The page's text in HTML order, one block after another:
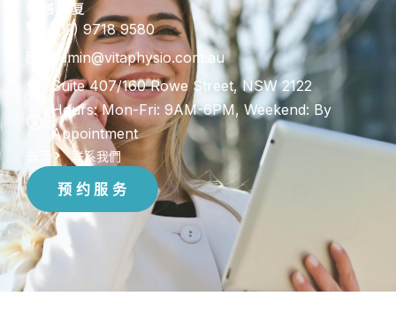
维 塔 康 复
(02) 9718 9580
admin@vitaphysio.com.au
Suite 407/160 Rowe Street, NSW 2122
Hours: Mon-Fri: 9AM-6PM, Weekend: By
Appointment
首页 联系我們
预 约 服 务